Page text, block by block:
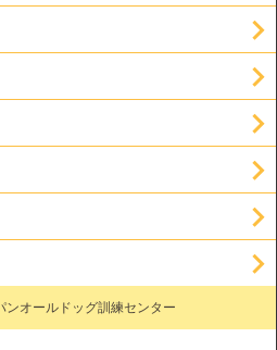
ンオールドッグ訓練センター